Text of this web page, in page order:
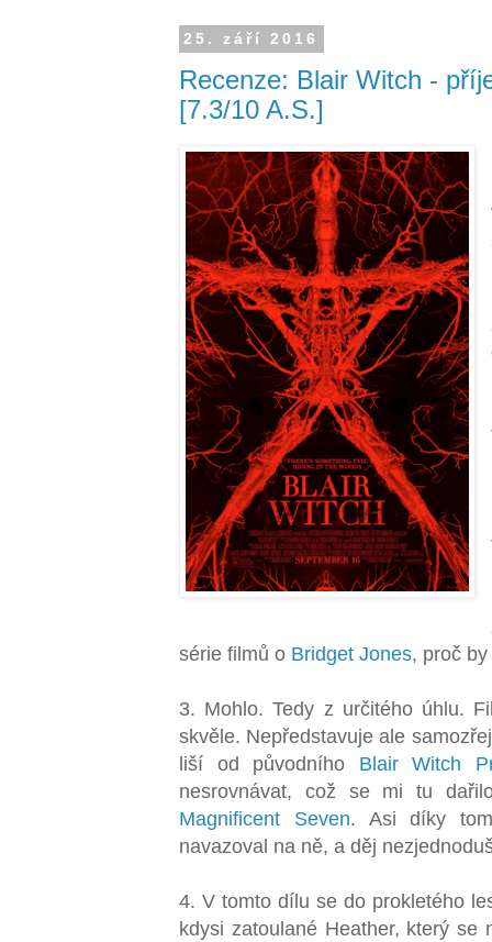
25. září 2016
Recenze: Blair Witch -
[7.3/10 A.S.]
série filmů o Bridget Jones, proč
3. Mohlo. Tedy z určitého úhlu.
skvěle. Nepředstavuje ale
liší od původního Blair Witch
nesrovnávat, což se mi tu
Magnificent Seven. Asi díky
navazoval na ně, a děj
4. V tomto dílu se do prokletého
kdysi zatoulané Heather, který